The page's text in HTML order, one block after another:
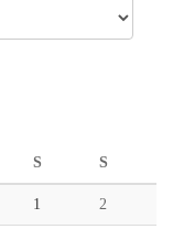
S S
1 2